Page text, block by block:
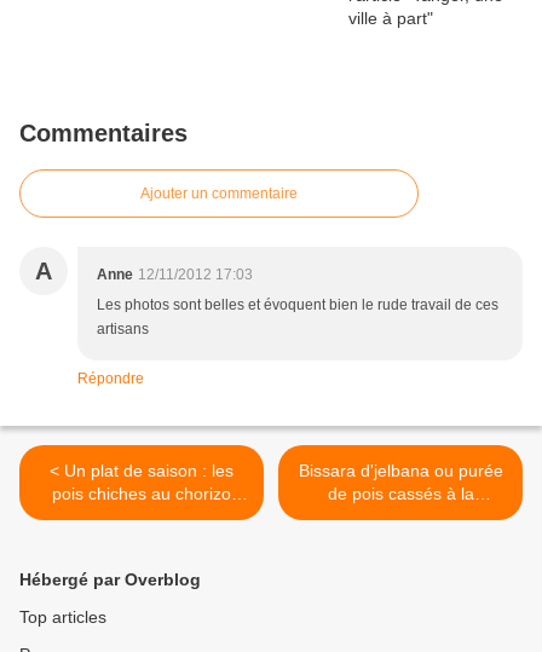
Commentaires
Ajouter un commentaire
A Anne 12/11/2012 17:03
Les photos sont belles et évoquent bien le rude travail de ces
artisans
Répondre
< Un plat de saison : les
pois chiches au chorizo
(garbanzos y chorizos)
Bissara d'jelbana ou purée
de pois cassés à la
marocaine >
Hébergé par Overblog
Top articles